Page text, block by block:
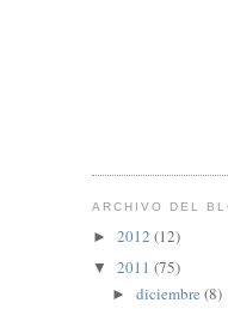
ARCHIVO DEL
► 2012 (12)
▼ 2011 (75)
► diciembre (8)